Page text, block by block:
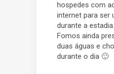
hospedes com
internet para ser
durante a estadia.
Fomos ainda
duas águas e
durante o dia 🙂